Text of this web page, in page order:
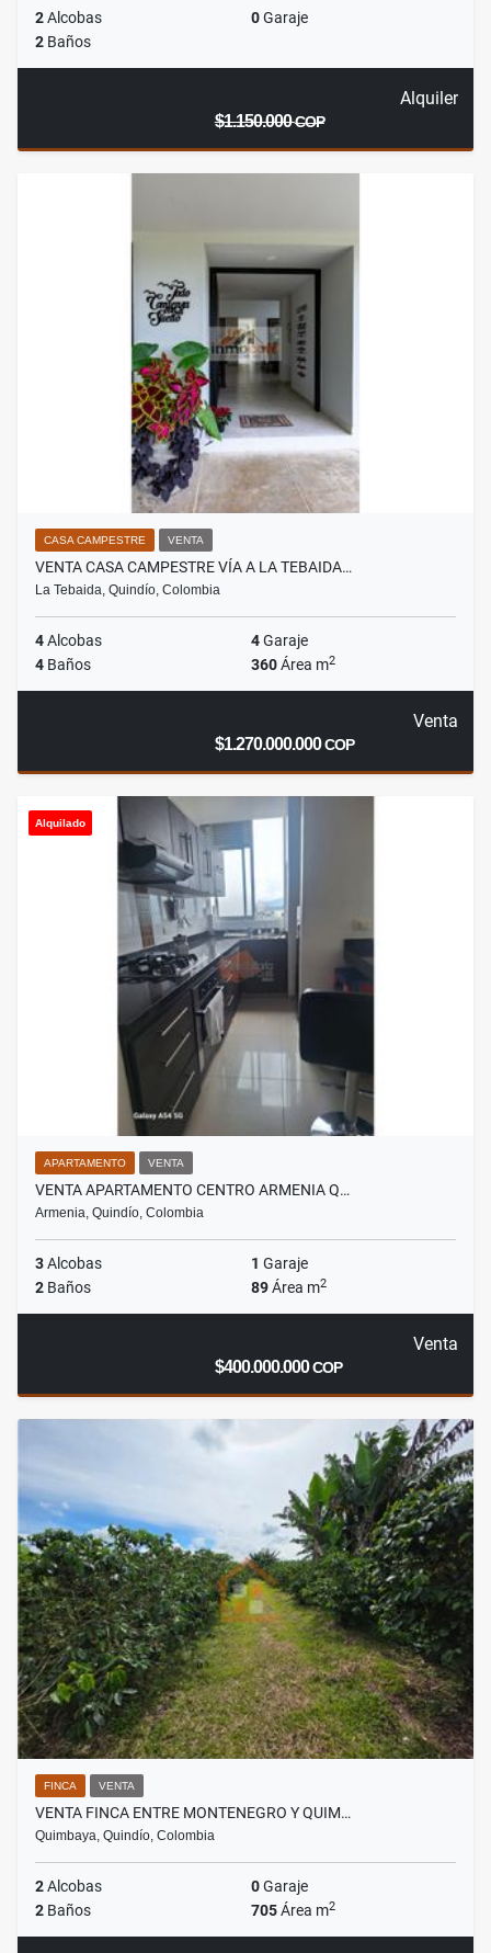
2Alcobas 0Garaje
2 Baños
Alquiler
$1.150.000COP
CASA CAMPESTRE VENTA
VENTA CASA CAMPESTRE VÍA A LA TEBAIDA…
La Tebaida, Quindío, Colombia
4Alcobas 4Garaje
4 Baños 360Área m2
Venta
$1.270.000.000COP
Alquilado
APARTAMENTO VENTA
VENTA APARTAMENTO CENTRO ARMENIA Q…
Armenia, Quindío, Colombia
3Alcobas 1 Garaje
2 Baños 89Área m2
Venta
$400.000.000COP
FINCA VENTA
VENTA FINCA ENTRE MONTENEGRO Y QUIM…
Quimbaya, Quindío, Colombia
2Alcobas 0Garaje
2 Baños 705Área m2